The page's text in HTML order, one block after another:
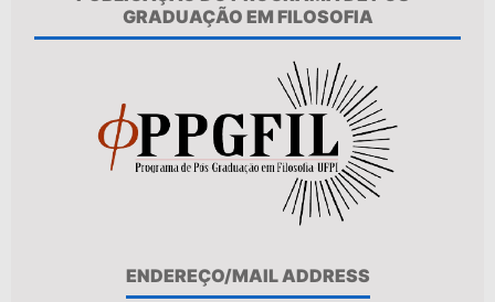
GRADUAÇÃO EM FILOSOFIA
ENDEREÇO/MAIL ADDRESS